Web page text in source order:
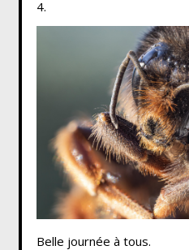
4.
Belle journée à tous.